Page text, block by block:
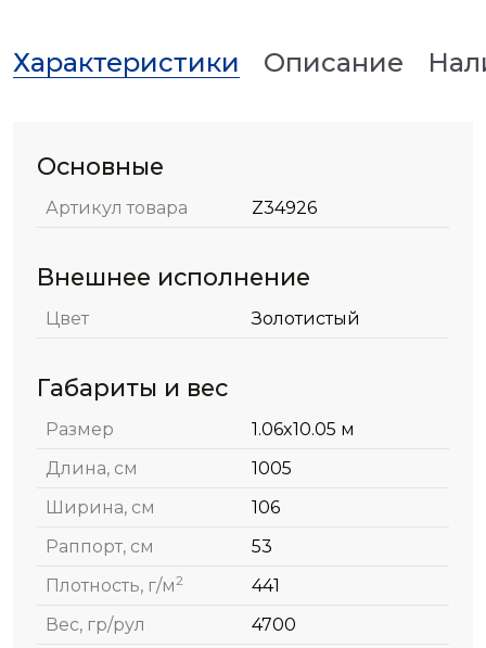
Характеристики Описание
Основные
Артикул товара Z34926
Внешнее исполнение
Цвет Золотистый
Габариты и вес
Размер
1.06x10.05 м
Длина, см
1005
Ширина, см
106
Раппорт, см
53
Плотность, г/м2
441
Вес, гр/рул
4700